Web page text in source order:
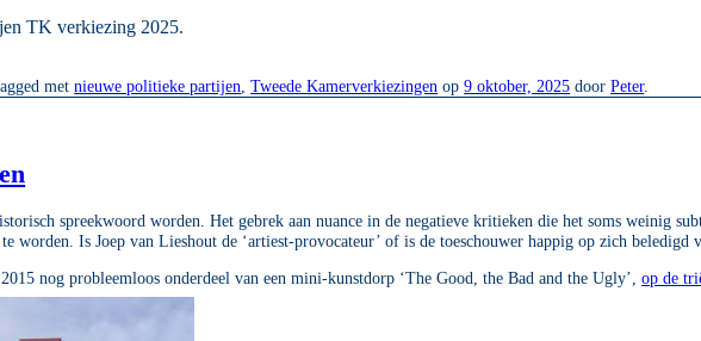
TK verkiezing 2025.
metnieuwe politieke partijen ,Tweede Kamerverkiezingen op9 oktober, 2025 doorPeter.
spreekwoord worden. Het gebrek aan nuance in de negatieve kritieken die het soms weinig
worden. Is Joep van Lieshout de ‘artiest-provocateur’ of is de toeschouwer happig op zich beledigd
nog probleemloos onderdeel van een mini-kunstdorp ‘The Good, the Bad and the Ugly’,op de